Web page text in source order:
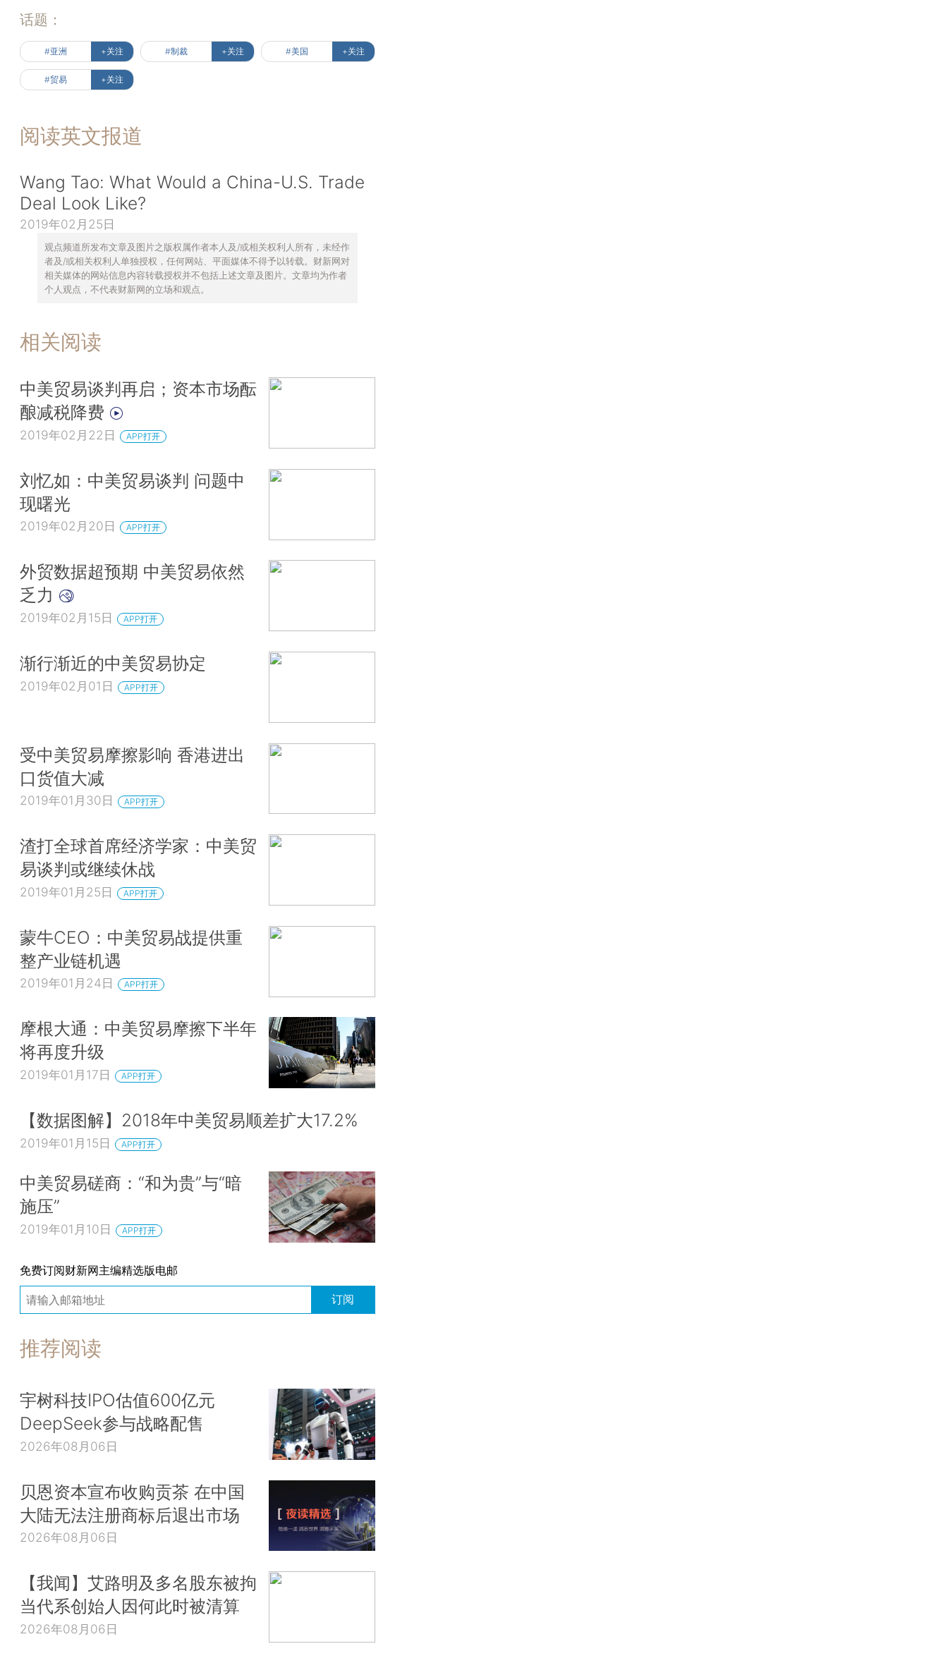
话题：
#亚洲 +关注 #制裁 +关注 #美国 +关注
#贸易 +关注
阅读英文报道
Wang Tao: What Would a China-U.S. Trade
Deal Look Like?
2019年02月25日
观点频道所发布文章及图片之版权属作者本人及/或相关权利人所有，未经作
者及/或相关权利人单独授权，任何网站、平面媒体不得予以转载。财新网对
相关媒体的网站信息内容转载授权并不包括上述文章及图片。文章均为作者
个人观点，不代表财新网的立场和观点。
相关阅读
中美贸易谈判再启；资本市场酝
酿减税降费
2019年02月22日 APP打开
刘忆如：中美贸易谈判 问题中
现曙光
2019年02月20日 APP打开
外贸数据超预期 中美贸易依然
乏力
2019年02月15日 APP打开
渐行渐近的中美贸易协定
2019年02月01日 APP打开
受中美贸易摩擦影响 香港进出
口货值大减
2019年01月30日 APP打开
渣打全球首席经济学家：中美贸
易谈判或继续休战
2019年01月25日 APP打开
蒙牛CEO：中美贸易战提供重
整产业链机遇
2019年01月24日 APP打开
摩根大通：中美贸易摩擦下半年
将再度升级
2019年01月17日 APP打开
【数据图解】2018年中美贸易顺差扩大17.2%
2019年01月15日 APP打开
中美贸易磋商：“和为贵”与“暗
施压”
2019年01月10日 APP打开
免费订阅财新网主编精选版电邮
订阅
推荐阅读
宇树科技IPO估值600亿元
DeepSeek参与战略配售
2026年08月06日
贝恩资本宣布收购贡茶 在中国
大陆无法注册商标后退出市场
2026年08月06日
【我闻】艾路明及多名股东被拘
当代系创始人因何此时被清算
2026年08月06日